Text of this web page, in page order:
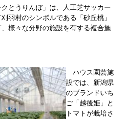
とうりんぼ」は、人工芝サッカー
羽村のシンボルである「砂丘桃」
様々な分野の施設を有する複合施
ハウス園芸施
設では、新潟県
のブランドいち
ご「越後姫」と
トマトが栽培さ